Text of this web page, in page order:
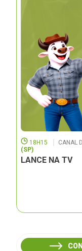
18H15 CANAL
(SP)
LANCE NA TV